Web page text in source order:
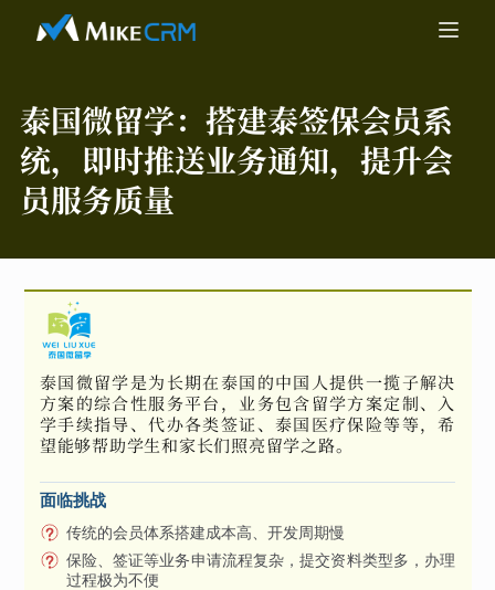
泰国微留学： 搭建泰签保会员系
统，即时推送业务通知，提升会
员服务质量
泰国微留学是为长期在泰国的中国人提供一揽子解决
方案的综合性服务平台，业务包含留学方案定制、入
学手续指导、代办各类签证、泰国医疗保险等等，希
望能够帮助学生和家长们照亮留学之路。
面临挑战
传统的会员体系搭建成本高、开发周期慢
保险、签证等业务申请流程复杂，提交资料类型多，办理
过程极为不便